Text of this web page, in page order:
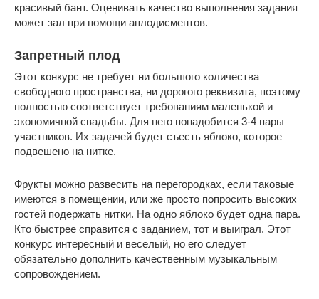
красивый бант. Оценивать качество выполнения задания
может зал при помощи аплодисментов.
Запретный плод
Этот конкурс не требует ни большого количества
свободного пространства, ни дорогого реквизита, поэтому
полностью соответствует требованиям маленькой и
экономичной свадьбы. Для него понадобится 3-4 пары
участников. Их задачей будет съесть яблоко, которое
подвешено на нитке.
Фрукты можно развесить на перегородках, если таковые
имеются в помещении, или же просто попросить высоких
гостей подержать нитки. На одно яблоко будет одна пара.
Кто быстрее справится с заданием, тот и выиграл. Этот
конкурс интересный и веселый, но его следует
обязательно дополнить качественным музыкальным
сопровождением.